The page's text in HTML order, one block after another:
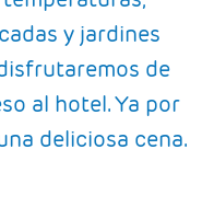
y jardines
de
al hotel. Ya por
deliciosa cena.